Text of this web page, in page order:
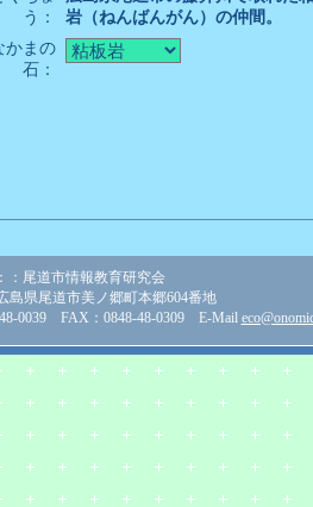
う：
岩（ねんばんがん）の仲間。
かまの
石：
：尾道市情報教育研究会
島県尾道市美ノ郷町本郷604番地
0039 FAX：0848-48-0309 E-Mail